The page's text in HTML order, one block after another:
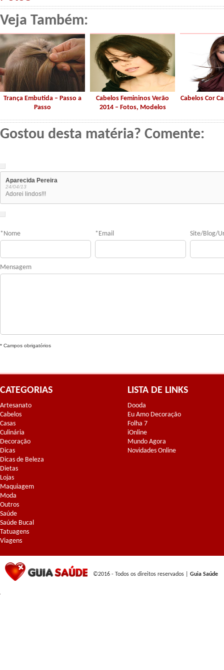
Veja Também:
Trança Embutida – Passo a
Passo
Cabelos Femininos Verão
2014 – Fotos, Modelos
Cabelos Cor
Gostou desta matéria? Comente:
Aparecida Pereira
24/04/13
Adorei lindos!!!
* Nome * Email Site/Blog/
Mensagem
* Campos obrigatórios
CATEGORIAS
Artesanato
Cabelos
Casas
Culinária
Decoração
Dicas
Dicas de Beleza
Dietas
Lojas
Maquiagem
Moda
Outros
Saúde
Saúde Bucal
Tatuagens
Viagens
LISTA DE LINKS
Dooda
Eu Amo Decoração
Folha 7
iOnline
Mundo Agora
Novidades Online
©2016 - Todos os direitos reservados | Guia Saúde